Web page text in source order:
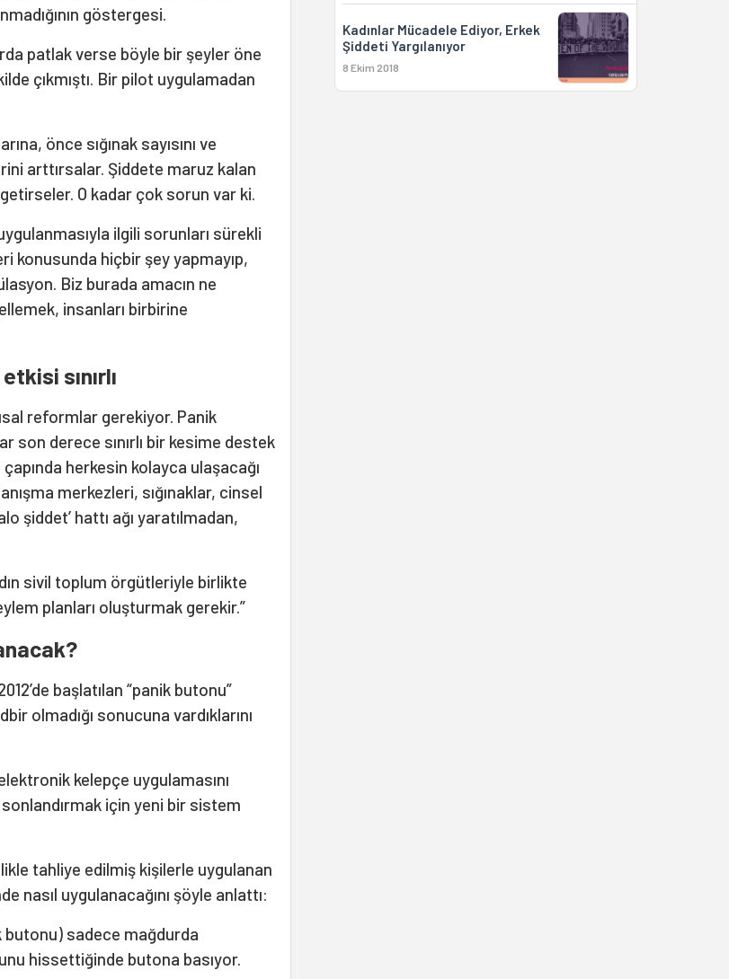
göstergesi.
patlak verse böyle bir şeyler öne
çıkmıştı. Bir pilot uygulamadan
önce sığınak sayısını ve
arttırsalar. Şiddete maruz kalan
O kadar çok sorun var ki.
ilgili sorunları sürekli
konusunda hiçbir şey yapmayıp,
Biz burada amacın ne
insanları birbirine
sınırlı
reformlar gerekiyor. Panik
son derece sınırlı bir kesime destek
çapında herkesin kolayca ulaşacağı
merkezleri, sığınaklar, cinsel
şiddet’ hattı ağı yaratılmadan,
sivil toplum örgütleriyle birlikte
planları oluşturmak gerekir.”
başlatılan “panik butonu”
olmadığı sonucuna vardıklarını
kelepçe uygulamasını
için yeni bir sistem
tahliye edilmiş kişilerle uygulanan
uygulanacağını şöyle anlattı:
butonu) sadece mağdurda
hissettiğinde butona basıyor.
Kadınlar Mücadele Ediyor, Erkek
Şiddeti Yargılanıyor
8 Ekim 2018